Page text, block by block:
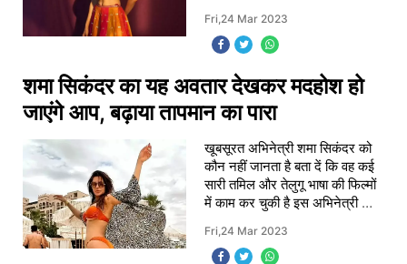
है. इनको देखकर ऐसा ही लगता है
Fri,24 Mar 2023
शमा सिकंदर का यह अवतार देखकर मदहोश हो
जाएंगे आप, बढ़ाया तापमान का पारा
खूबसूरत अभिनेत्री शमा सिकंदर को
कौन नहीं जानता है बता दें कि वह कई
सारी तमिल और तेलुगू भाषा की फिल्मों
में काम कर चुकी है इस अभिनेत्री की
मीडिया पर भी इनकी फैन फॉलोइ
Fri,24 Mar 2023